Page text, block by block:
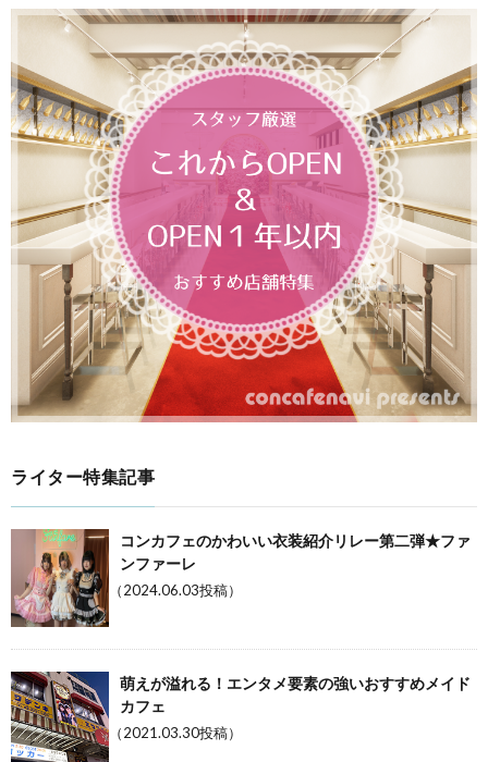
ライター特集記事
コンカフェのかわいい衣装紹介リレー第二弾★ファ
ンファーレ
（2024.06.03投稿）
萌えが溢れる！エンタメ要素の強いおすすめメイド
カフェ
（2021.03.30投稿）